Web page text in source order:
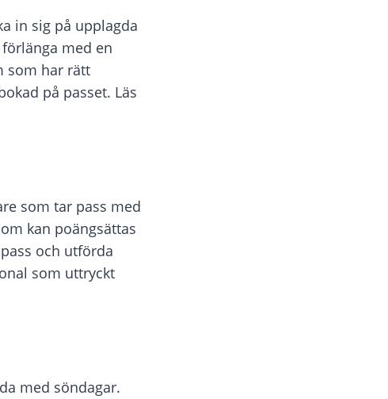
in sig på upplagda
med en
som har rätt
på passet. Läs
som tar pass med
kan poängsättas
och utförda
som uttryckt
med söndagar.